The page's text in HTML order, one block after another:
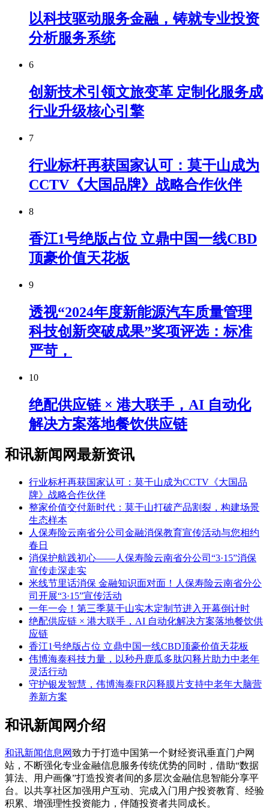
以科技驱动服务金融，铸就专业投资
分析服务系统
6
创新技术引领文旅变革 定制化服务成
行业升级核心引擎
7
行业标杆再获国家认可：莫干山成为
CCTV《大国品牌》战略合作伙伴
8
香江1号绝版占位 立鼎中国一线CBD
顶豪价值天花板
9
透视“2024年度新能源汽车质量管理
科技创新突破成果”奖项评选：标准
严苛，
10
绝配供应链 × 港大联手，AI 自动化
解决方案落地餐饮供应链
和讯新闻网最新资讯
行业标杆再获国家认可：莫干山成为CCTV《大国品
牌》战略合作伙伴
整家价值交付新时代：莫干山打破产品割裂，构建场景
生态样本
人保寿险云南省分公司金融消保教育宣传活动与您相约
春日
消保护航践初心——人保寿险云南省分公司“3·15”消保
宣传走深走实
米线节里话消保 金融知识面对面！人保寿险云南省分公
司开展“3·15”宣传活动
一年一会！第三季莫干山实木定制节进入开幕倒计时
绝配供应链 × 港大联手，AI 自动化解决方案落地餐饮供
应链
香江1号绝版占位 立鼎中国一线CBD顶豪价值天花板
伟博海泰科技力量，以秒丹鹿瓜多肽闪释片助力中老年
灵活行动
守护银发智慧，伟博海泰FR闪释膜片支持中老年大脑营
养新方案
和讯新闻网介绍
和讯新闻信息网致力于打造中国第一个财经资讯垂直门户网
站，不断强化专业金融信息服务传统优势的同时，借助“数据
算法、用户画像”打造投资者间的多层次金融信息智能分享平
台。以共享社区加强用户互动、完成入门用户投资教育、经验
积累、增强理性投资能力，伴随投资者共同成长。